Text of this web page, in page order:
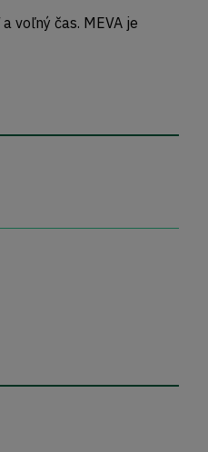
voľný čas. MEVA je